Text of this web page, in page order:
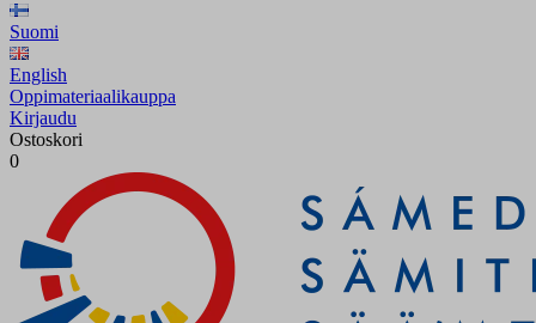
Suomi
English
Oppimateriaalikauppa
Kirjaudu
Ostoskori
0